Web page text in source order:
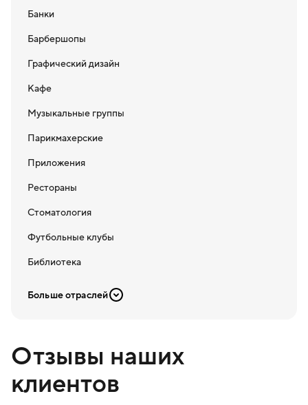
Банки
Барбершопы
Графический дизайн
Кафе
Музыкальные группы
Парикмахерские
Приложения
Рестораны
Стоматология
Футбольные клубы
Библиотека
Больше отраслей
Отзывы наших
клиентов